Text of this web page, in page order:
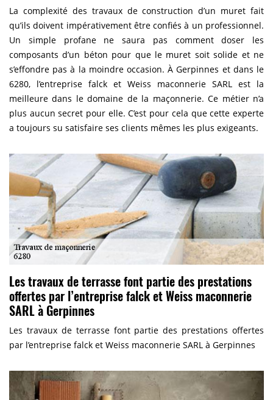
La complexité des travaux de construction d’un muret fait
qu’ils doivent impérativement être confiés à un professionnel.
Un simple profane ne saura pas comment doser les
composants d’un béton pour que le muret soit solide et ne
s’effondre pas à la moindre occasion. À Gerpinnes et dans le
6280, l’entreprise falck et Weiss maconnerie SARL est la
meilleure dans le domaine de la maçonnerie. Ce métier n’a
plus aucun secret pour elle. C’est pour cela que cette experte
a toujours su satisfaire ses clients mêmes les plus exigeants.
Les travaux de terrasse font partie des prestations
offertes par l’entreprise falck et Weiss maconnerie
SARL à Gerpinnes
Les travaux de terrasse font partie des prestations offertes
par l’entreprise falck et Weiss maconnerie SARL à Gerpinnes